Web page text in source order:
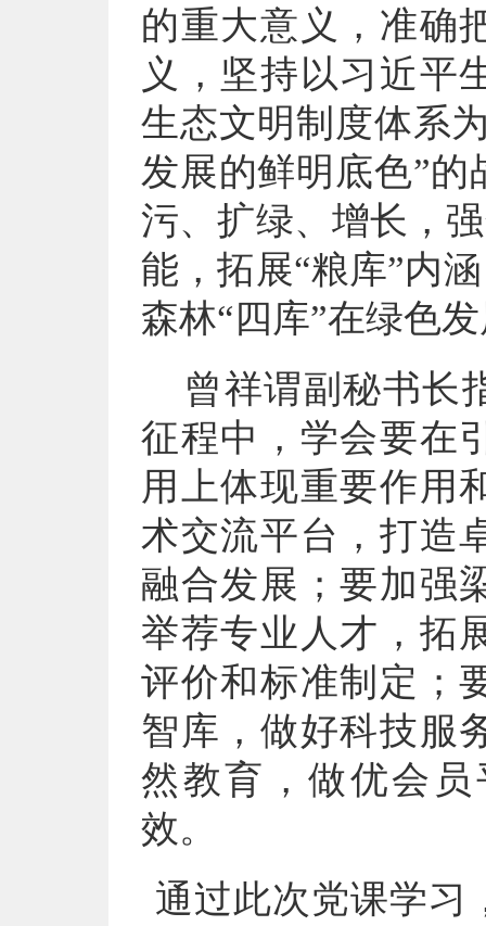
的重大意义，准确
义，坚持以习近平
生态文明制度体系
发展的鲜明底色”
污、扩绿、增长，
能，拓展“粮库”内
森林“四库”在绿色
曾祥谓副秘书长
征程中 ， 学会要在
用上体现重要作用
术交流平台，打造
融合发展；要加强
举荐专业人才，拓
评价和标准制定；
智库，做好科技服
然教育，做优会
效。
通过此次党课学习